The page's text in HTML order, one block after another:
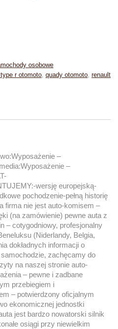
osobowe
r otomoto, quady otomoto, renault
–
–
wersję europejską-
pochodzenie-pełną historię
firma nie jest auto-komisem –
(na zamówienie) pewne auta z
– cotygodniowy, profesjonalny
(Niderlandy, Belgia,
dokładnych informacji o
zachęcamy do
na naszej stronie auto-
– pewne i zadbane
przebiegiem i
– potwierdzony oficjalnym
ekonomicznej jednostki
jest bardzo nowatorski silnik
osiągi przy niewielkim